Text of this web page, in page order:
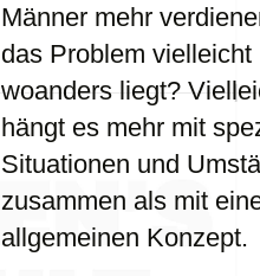
Männer mehr
das Problem vielleicht
woanders liegt?
hängt es mehr mit
Situationen und
zusammen als mit
allgemeinen Konzept.